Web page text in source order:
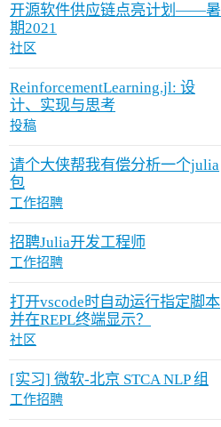
开源软件供应链点亮计划——暑
期2021
社区
ReinforcementLearning.jl: 设
计、实现与思考
投稿
请个大侠帮我有偿分析一个julia
包
工作招聘
招聘Julia开发工程师
工作招聘
打开vscode时自动运行指定脚本
并在REPL终端显示？
社区
[实习] 微软-北京 STCA NLP 组
工作招聘